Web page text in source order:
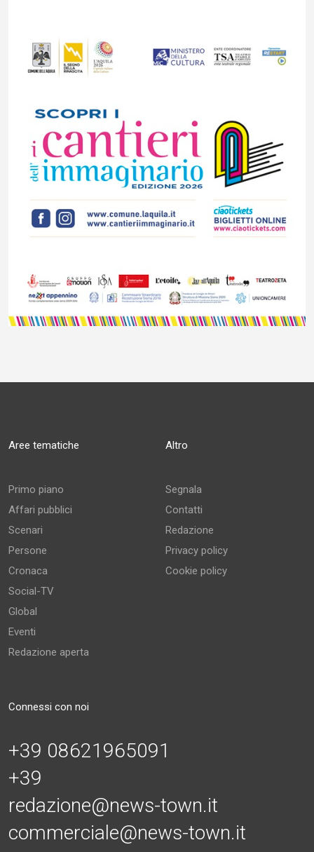
Aree tematiche
Primo piano
Affari pubblici
Scenari
Persone
Cronaca
Social-TV
Global
Eventi
Redazione aperta
Altro
Segnala
Contatti
Redazione
Privacy policy
Cookie policy
Connessi con noi
+39 08621965091
+39
redazione@news-town.it
commerciale@news-town.it